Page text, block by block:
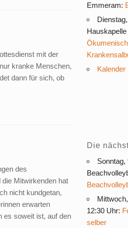
mit der
kranke Menschen,
dann für sich, ob
des
Mitwirkenden hat
nicht kundgetan,
erwarten
es soweit ist, auf den
Emmeram:
Kalender
Die
Sonntag,
12:30 Uhr:
selber